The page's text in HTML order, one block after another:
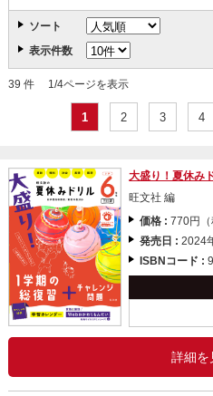
ソート
表示件数
39 件 1/4ページを表示
1 2 3 4
大盛り！夏休み
旺文社
価格 :770円（
発売日 :2024
ISBNコード :
詳細を